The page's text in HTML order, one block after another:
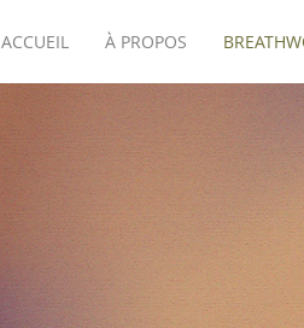
ACCUEIL À PROPOS